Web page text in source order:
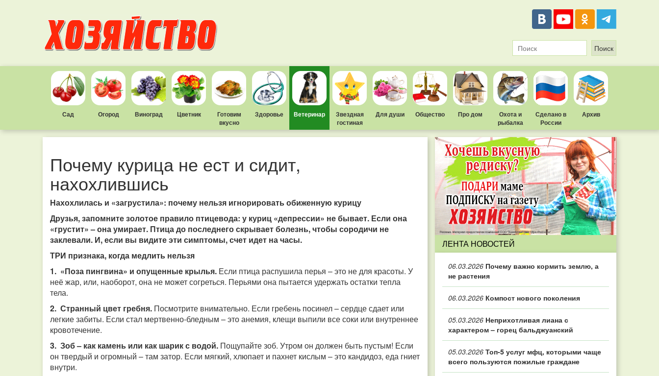
Сад Огород Виноград Цветник
Готовим
вкусно
Здоровье Ветеринар
Звездная
гостиная
Для души Общество Про дом
Охота и
рыбалка
Сделано в
России
Архив
Почему курица не ест и сидит,
нахохлившись
Нахохлилась и «загрустила»: почему нельзя игнорировать обиженную курицу
Друзья, запомните золотое правило птицевода: у куриц «депрессии» не бывает. Если она
«грустит» – она умирает. Птица до последнего скрывает болезнь, чтобы сородичи не
заклевали. И, если вы видите эти симптомы, счет идет на часы.
ТРИ признака, когда медлить нельзя
1. «Поза пингвина» и опущенные крылья. Если птица распушила перья – это не для красоты. У
неё жар, или, наоборот, она не может согреться. Перьями она пытается удержать остатки тепла
тела.
2. Странный цвет гребня. Посмотрите внимательно. Если гребень посинел – сердце сдает или
легкие забиты. Если стал мертвенно-бледным – это анемия, клещи выпили все соки или внутреннее
кровотечение.
3. Зоб – как камень или как шарик с водой. Пощупайте зоб. Утром он должен быть пустым! Если
он твердый и огромный – там затор. Если мягкий, хлюпает и пахнет кислым – это кандидоз, еда гниет
внутри.
ЛЕНТА НОВОСТЕЙ
06.03.2026 Почему важно кормить землю, а
не растения
06.03.2026 Компост нового поколения
05.03.2026 Неприхотливая лиана с
характером – горец бальджуанский
05.03.2026 Топ‑5 услуг мфц, которыми чаще
всего пользуются пожилые граждане